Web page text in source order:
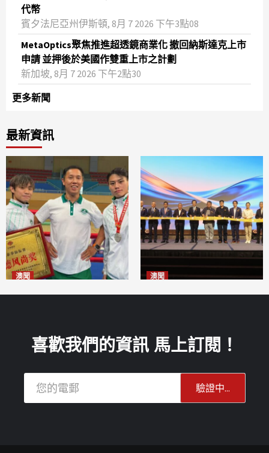
代幣
賓夕法尼亞州伊斯頓, 8月 7 2026 下午3點08
MetaOptics聚焦推進超透鏡商業化 撤回納斯達克上市
申請 並押後於美國作雙重上市之計劃
新加坡, 8月 7 2026 下午2點30
更多新聞
最新資訊
澳聞 澳聞
喜歡我們的資訊 馬上訂閱！